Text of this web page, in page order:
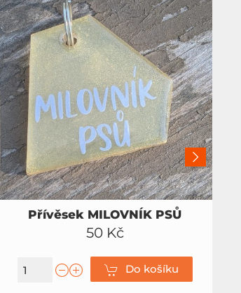
Přívěsek MILOVNÍK PSŮ
50 Kč
Do košíku